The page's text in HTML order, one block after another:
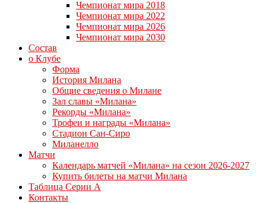
Чемпионат мира 2018
Чемпионат мира 2022
Чемпионат мира 2026
Чемпионат мира 2030
Состав
о Клубе
Форма
История Милана
Общие сведения о Милане
Зал славы «Милана»
Рекорды «Милана»
Трофеи и награды «Милана»
Стадион Сан-Сиро
Миланелло
Матчи
Календарь матчей «Милана» на сезон 2026-2027
Купить билеты на матчи Милана
Таблица Серии А
Контакты